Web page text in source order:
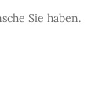
Sie haben.